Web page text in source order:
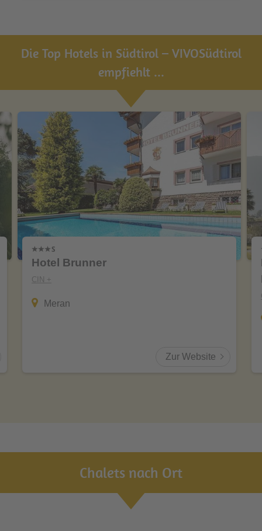
Die Top Hotels in Südtirol – VIVOSüdtirol
empfiehlt ...
Hotel Brunner
CIN +
Meran
Zur Website
Chalets nach Ort